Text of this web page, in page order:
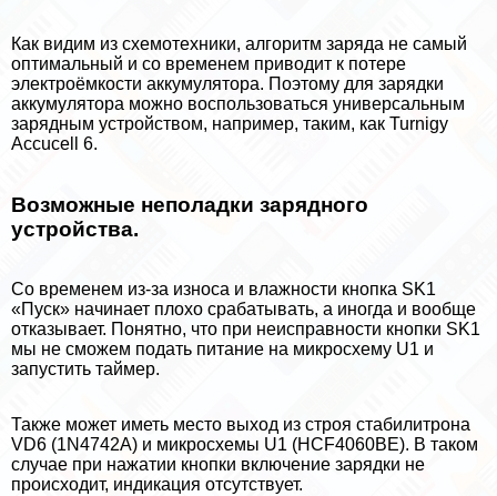
Как видим из схемотехники, алгоритм заряда не самый
оптимальный и со временем приводит к потере
электроёмкости аккумулятора. Поэтому для зарядки
аккумулятора можно воспользоваться универсальным
зарядным устройством, например, таким, как Turnigy
Accucell 6.
Возможные неполадки зарядного
устройства.
Со временем из-за износа и влажности кнопка SK1
«Пуск» начинает плохо сpaбатывать, а иногда и вообще
отказывает. Понятно, что при неисправности кнопки SK1
мы не сможем подать питание на микросхему U1 и
запустить таймер.
Также может иметь место выход из строя стабилитрона
VD6 (1N4742A) и микросхемы U1 (HCF4060BE). В таком
случае при нажатии кнопки включение зарядки не
происходит, индикация отсутствует.